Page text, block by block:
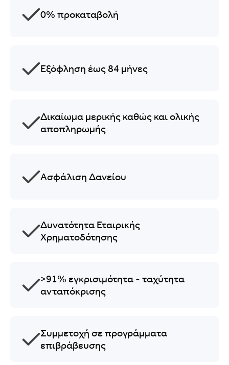
0% προκαταβολή
Εξόφληση έως 84 μήνες
Δικαίωμα μερικής καθώς και ολικής
αποπληρωμής
Ασφάλιση Δανείου
Δυνατότητα Εταιρικής
Χρηματοδότησης
>91% εγκρισιμότητα - ταχύτητα
ανταπόκρισης
Συμμετοχή σε προγράμματα
επιβράβευσης